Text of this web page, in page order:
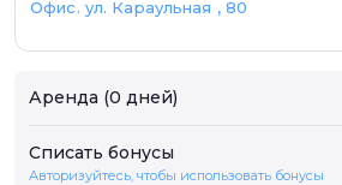
Офис. ул. Караульная , 80
Аренда (0 дней)
Списать бонусы
Авторизуйтесь, чтобы использовать бонусы